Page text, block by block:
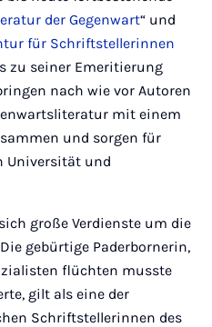
der Gegenwart“ und
für Schriftstellerinnen
zu seiner Emeritierung
nach wie vor Autoren
mit einem
und sorgen für
Universität und
große Verdienste um die
gebürtige Paderbornerin,
flüchten musste
gilt als eine der
Schriftstellerinnen des